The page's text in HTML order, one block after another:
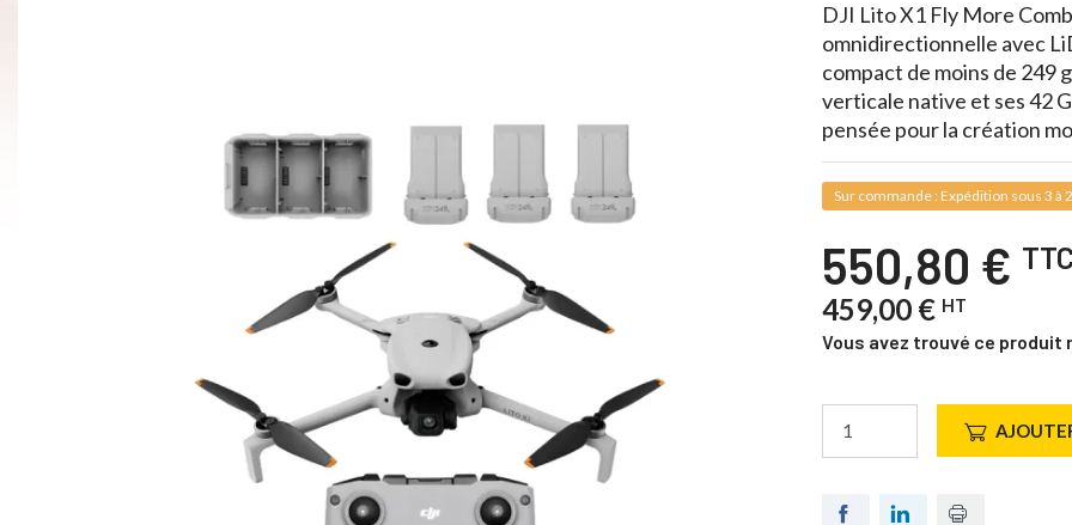
DJI Lito X1 Fly More
omnidirectionnelle avec
compact de moins de 249
verticale native et ses 42
pensée pour la création
Sur commande : Expédition sous 3 à
550,80 €
459,00 € HT
Vous avez trouvé ce produit